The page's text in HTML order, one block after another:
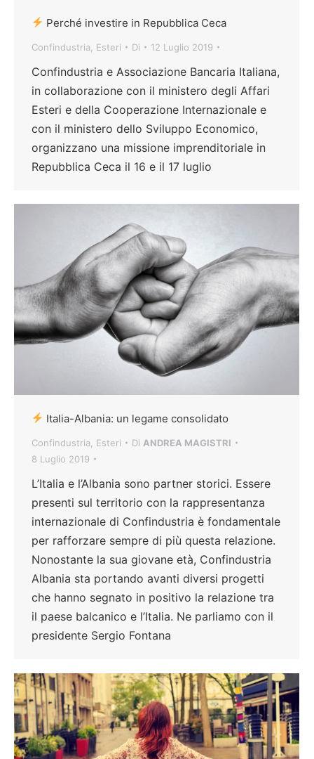
Perché investire in Repubblica Ceca
Confindustria Esteri Di 12 Luglio 2019
Confindustria e Associazione Bancaria Italiana,
in collaborazione con il ministero degli Affari
Esteri e della Cooperazione Internazionale e
con il ministero dello Sviluppo Economico,
organizzano una missione imprenditoriale in
Repubblica Ceca il 16 e il 17 luglio
Italia-Albania: un legame consolidato
Confindustria Esteri Di ANDREA MAGISTRI
8 Luglio 2019
L’Italia e l’Albania sono partner storici. Essere
presenti sul territorio con la rappresentanza
internazionale di Confindustria è fondamentale
per rafforzare sempre di più questa relazione.
Nonostante la sua giovane età, Confindustria
Albania sta portando avanti diversi progetti
che hanno segnato in positivo la relazione tra
il paese balcanico e l’Italia. Ne parliamo con il
presidente Sergio Fontana